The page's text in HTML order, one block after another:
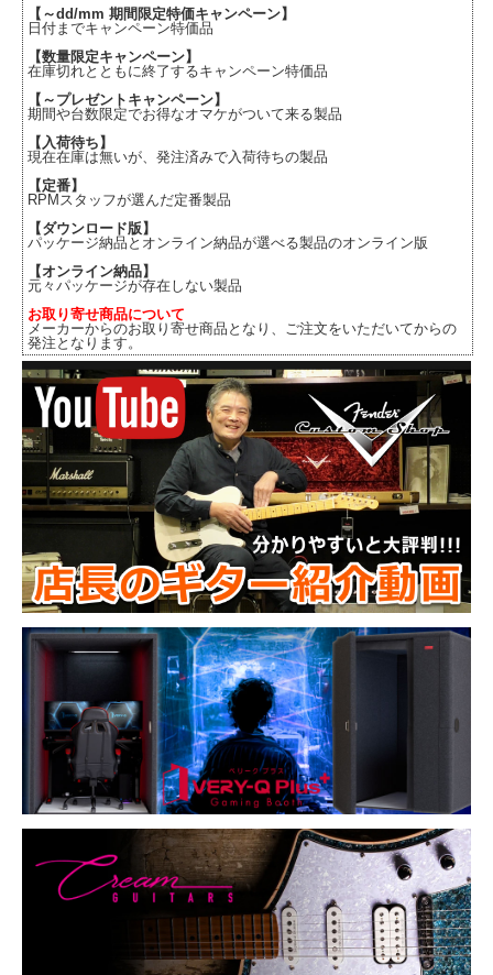
【～dd/mm 期間限定特価キャンペーン】
日付までキャンペーン特価品
【数量限定キャンペーン】
在庫切れとともに終了するキャンペーン特価品
【～プレゼントキャンペーン】
期間や台数限定でお得なオマケがついて来る製品
【入荷待ち】
現在在庫は無いが、発注済みで入荷待ちの製品
【定番】
RPMスタッフが選んだ定番製品
【ダウンロード版】
パッケージ納品とオンライン納品が選べる製品のオンライン版
【オンライン納品】
元々パッケージが存在しない製品
お取り寄せ商品について
メーカーからのお取り寄せ商品となり、ご注文をいただいてからの
発注となります。